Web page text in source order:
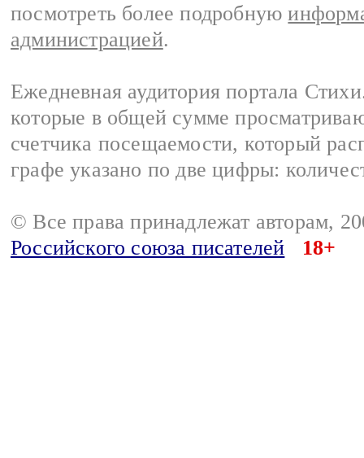
посмотреть более подробную
администрацией.
Ежедневная аудитория портала
которые в общей сумме
счетчика посещаемости, который
графе указано по две цифры:
© Все права принадлежат авторам,
Российского союза писателей
18+